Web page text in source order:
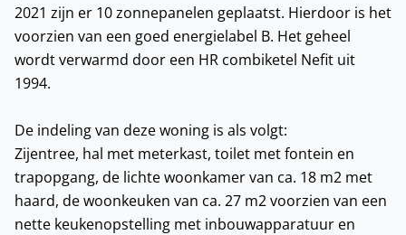
2021 zijn er 10 zonnepanelen geplaatst. Hierdoor is het
voorzien van een goed energielabel B. Het geheel
wordt verwarmd door een HR combiketel Nefit uit
1994.
De indeling van deze woning is als volgt:
Zijentree, hal met meterkast, toilet met fontein en
trapopgang, de lichte woonkamer van ca. 18 m2 met
haard, de woonkeuken van ca. 27 m2 voorzien van een
nette keukenopstelling met inbouwapparatuur en